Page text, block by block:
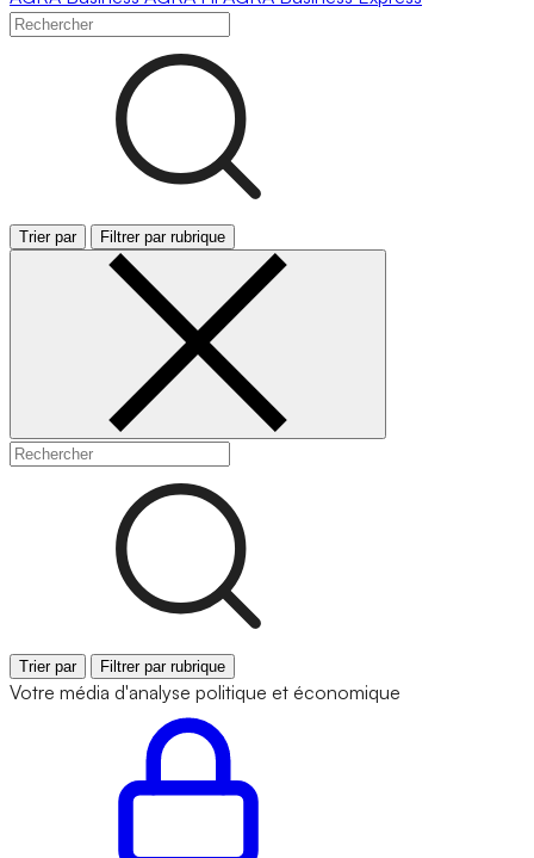
Trier par Filtrer par rubrique
Trier par Filtrer par rubrique
Votre média d'analyse politique et économique